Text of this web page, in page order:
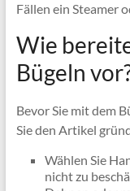
Fällen ein Steamer
Wie
Bügeln
Bevor Sie mit dem
Sie den Artikel
Wählen Sie
nicht zu